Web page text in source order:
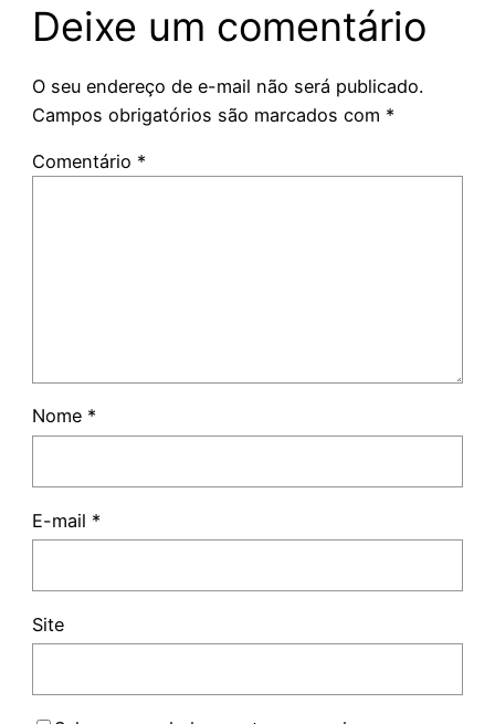
Deixe um comentário
O seu endereço de e-mail não será publicado.
Campos obrigatórios são marcados com *
Comentário *
Nome *
E-mail *
Site